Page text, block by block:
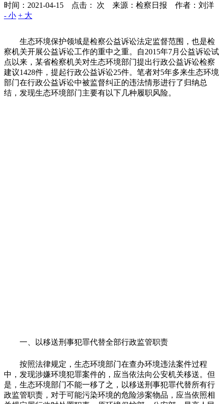
时间：2021-04-15 点击： 次 来源：检察日报 作者：刘洋
- 小 + 大
生态环境保护领域是检察公益诉讼法定监督范围，也是检
察机关开展公益诉讼工作的重中之重。自2015年7月公益诉讼试
点以来，某省检察机关对生态环境部门提出行政公益诉讼检察
建议1428件，提起行政公益诉讼25件。笔者对5年多来生态环境
部门在行政公益诉讼中被监督纠正的违法情形进行了归纳总
结，发现生态环境部门主要有以下几种履职风险。
一、以移送刑事犯罪代替全部行政监管职责
按照法律规定，生态环境部门在查办环境违法案件过程
中，发现涉嫌环境犯罪案件的，应当依法向公安机关移送。但
是，生态环境部门不能一移了之，以移送刑事犯罪代替所有行
政监管职责，对于可能污染环境的危险涉案物品，应当依照相